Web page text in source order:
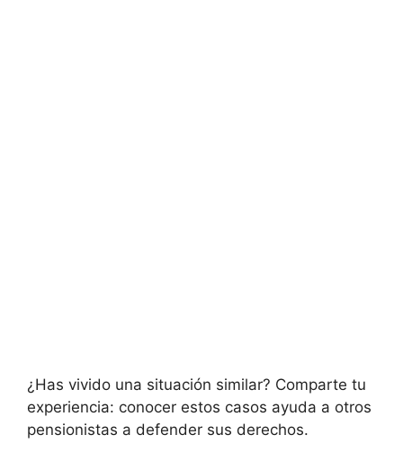
¿Has vivido una situación similar? Comparte tu
experiencia: conocer estos casos ayuda a otros
pensionistas a defender sus derechos.